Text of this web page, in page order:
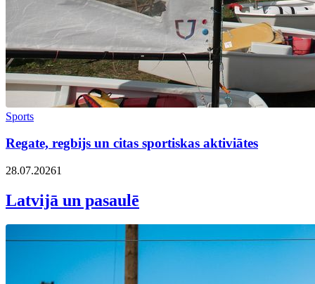
Sports
Regate, regbijs un citas sportiskas aktiviātes
28.07.20261
Latvijā un pasaulē